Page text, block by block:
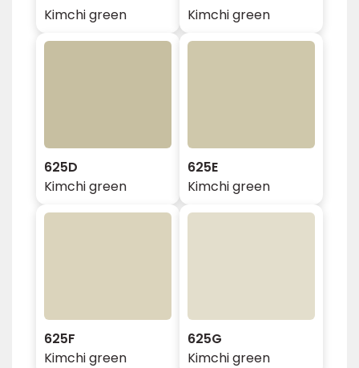
Kimchi green
Kimchi green
625D
Kimchi green
625E
Kimchi green
625F
Kimchi green
625G
Kimchi green